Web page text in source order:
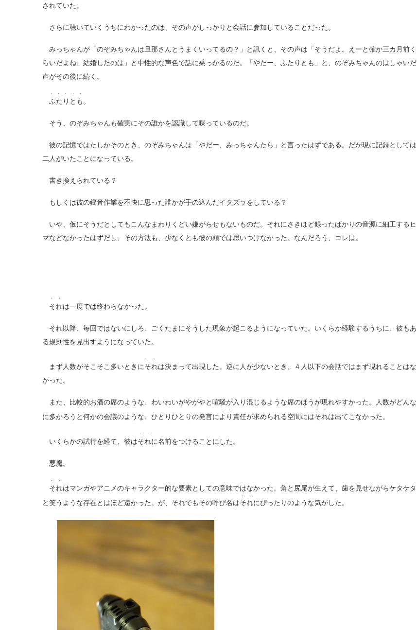
されていた。
さらに聴いていくうちにわかったのは、その声がしっかりと会話に参加していることだった。
みっちゃんが「のぞみちゃんは旦那さんとうまくいってるの？」と訊くと、その声は「そうだよ。えーと確か三カ月前く
らいだよね、結婚したのは」と中性的な声色で話に乗っかるのだ。「やだー、ふたりとも」と、のぞみちゃんのはしゃいだ
声がその後に続く。
ふたりとも
・ ・ ・ ・ ・
。
そう、のぞみちゃんも確実にその誰かを認識して喋っているのだ。
彼の記憶ではたしかそのとき、のぞみちゃんは「やだー、みっちゃんたら」と言ったはずである。だが現に記録としては
二人がいたことになっている。
書き換えられている？
もしくは彼の録音作業を不快に思った誰かが手の込んだイタズラをしている？
いや、仮にそうだとしてもこんなまわりくどい嫌がらせもないものだ。それにさきほど録ったばかりの音源に細工するヒ
マなどなかったはずだし、その方法も、少なくとも彼の頭では思いつけなかった。なんだろう、コレは。
それ
・ ・
は一度では終わらなかった。
それ以降、毎回ではないにしろ、ごくたまにそうした現象が起こるようになっていた。いくらか経験するうちに、彼もあ
る規則性を見出すようになっていた。
まず人数がそこそこ多いときにそれ
・ ・
は決まって出現した。逆に人が少ないとき、４人以下の会話ではまず現れることはな
かった。
また、比較的お酒の席のような、わいわいがやがやと喧騒が入り混じるような席のほうが現れやすかった。人数がどんな
に多かろうと何かの会議のような、ひとりひとりの発言により
・ ・
責任が求められる空間にはそれ
・ ・
は出てこなかった。
いくらかの試行を経て、彼はそれ
・ ・
に名前をつけることにした。
悪魔。
それ
・ ・
はマンガやアニメのキャラクター的な要素としての意味ではなかった。角と尻尾が生えて、歯を見せながらケタケタ
と笑うような存在とはほど遠かった。が、それでもその呼び名はそれ
・ ・
にぴったりのような気がした。